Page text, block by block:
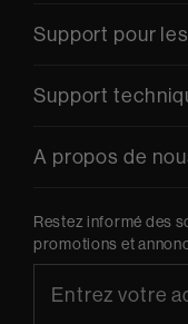
Support pour
Support
A propos de
Restez informé des
promotions et